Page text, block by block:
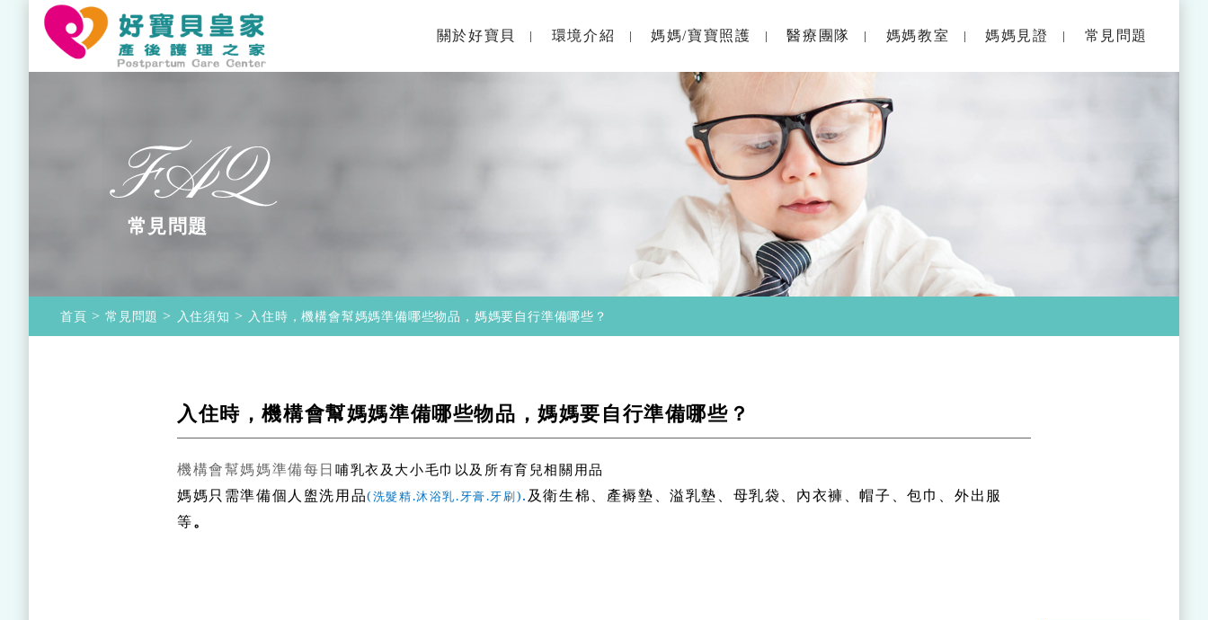
關於好寶貝 環境介紹 媽媽/寶寶照護 醫療團隊 媽媽教室 媽媽見證 常見問題
常見問題
首頁 常見問題 入住須知 入住時，機構會幫媽媽準備哪些物品，媽媽要自行準備哪些？
入住時，機構會幫媽媽準備哪些物品，媽媽要自行準備哪些？
機構會幫媽媽準備每日 哺乳衣及大小毛巾以及所有育兒相關用品
媽媽只需準備個人盥洗用品(洗髮精.沐浴乳.牙膏.牙刷).及衛生棉、產褥墊、溢乳墊、母乳袋、內衣褲、帽子、包巾、外出服
等。